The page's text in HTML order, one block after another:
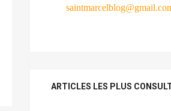
ARTICLES LES PLUS